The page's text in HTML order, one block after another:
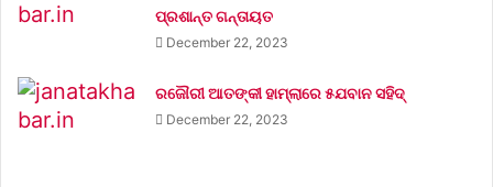
ପ୍ରଶାନ୍ତ ଗନ୍ତାୟତ
December 22, 2023
ରଜୌରୀ ଆତଙ୍କୀ ହାମ୍‌ଲାରେ ୫ଯବାନ ସହିଦ୍
December 22, 2023